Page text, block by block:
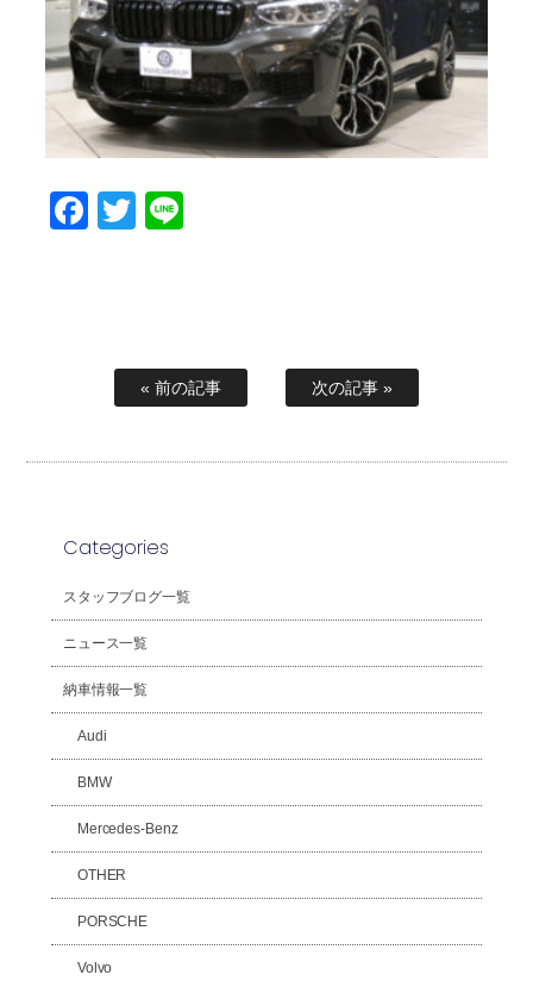
Facebook
Twitter
« 前の記事 次の記事 »
Categories
スタッフブログ一覧
ニュース一覧
納車情報一覧
Audi
BMW
Mercedes-Benz
OTHER
PORSCHE
Volvo